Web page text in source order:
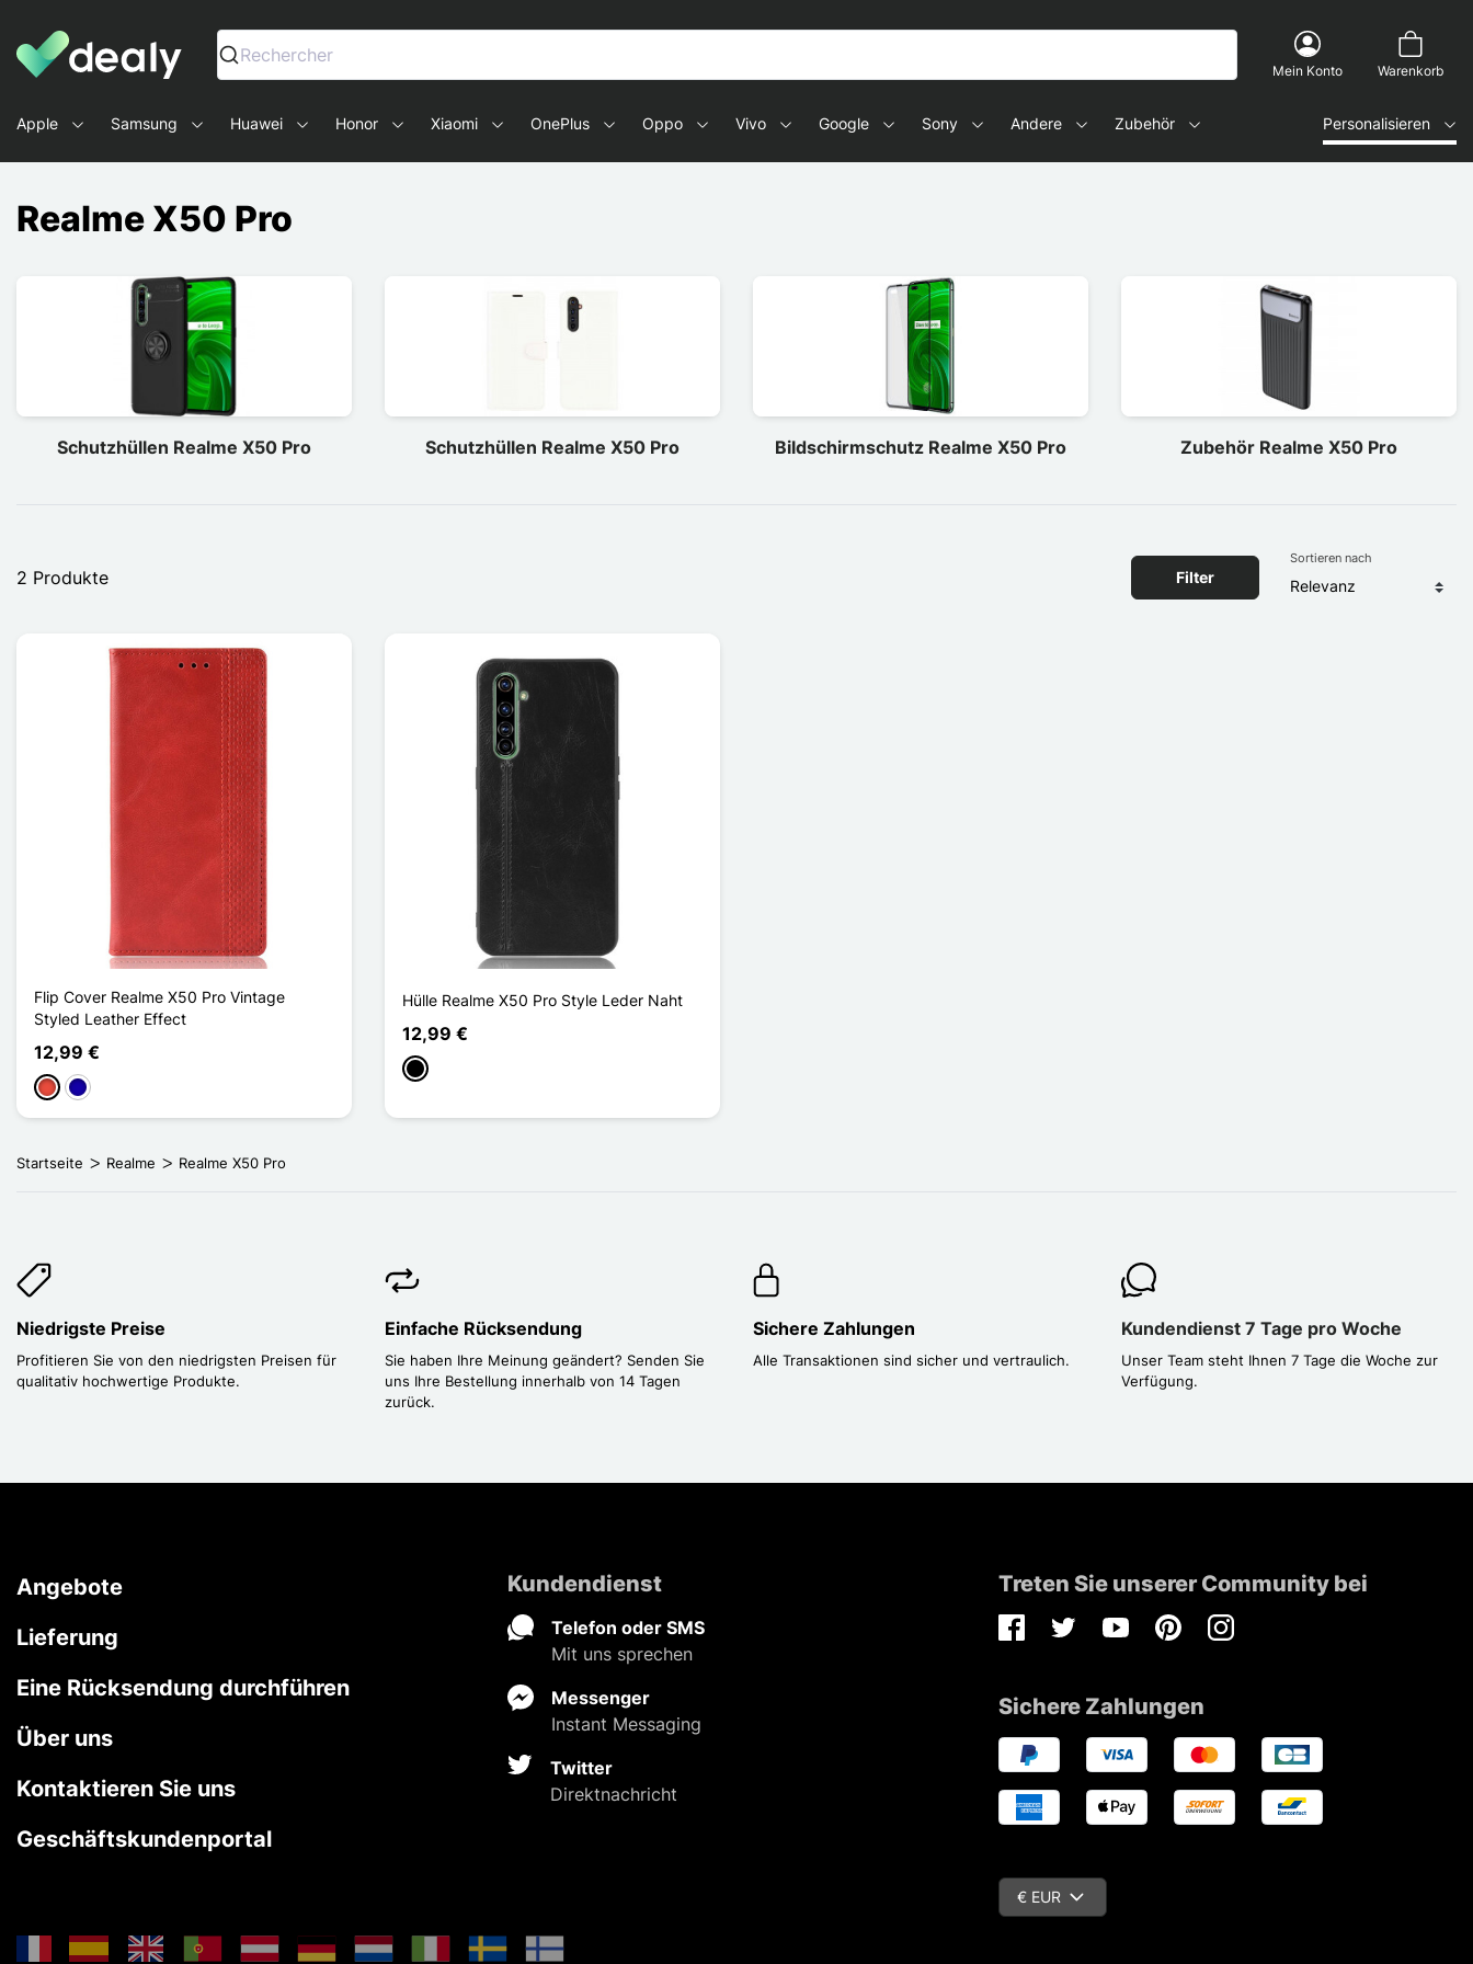
Dealy - Hüllen und Zubehör für Smartphones und Tablets
Rechercher
Mein Konto Warenkorb
Apple Samsung Huawei Honor Xiaomi OnePlus Oppo Vivo Google Sony Andere Zubehör Personalisieren
Realme X50 Pro
Schutzhüllen Realme X50 Pro Schutzhüllen Realme X50 Pro Bildschirmschutz Realme X50 Pro Zubehör Realme X50 Pro
2 Produkte Filter
Sortieren nach
Flip Cover Realme X50 Pro Vintage
Styled Leather Effect
12,99 €
Rot Dunkelblau
Hülle Realme X50 Pro Style Leder Naht
12,99 €
Schwarz
Startseite Realme Realme X50 Pro
Niedrigste Preise
Profitieren Sie von den niedrigsten Preisen für
qualitativ hochwertige Produkte.
Einfache Rücksendung
Sie haben Ihre Meinung geändert? Senden Sie
uns Ihre Bestellung innerhalb von 14 Tagen
zurück.
Sichere Zahlungen
Alle Transaktionen sind sicher und vertraulich.
Kundendienst 7 Tage pro Woche
Unser Team steht Ihnen 7 Tage die Woche zur
Verfügung.
Angebote
Lieferung
Eine Rücksendung durchführen
Über uns
Kontaktieren Sie uns
Geschäftskundenportal
Kundendienst
Telefon oder SMS
Mit uns sprechen
Messenger
Instant Messaging
Twitter
Direktnachricht
Treten Sie unserer Community bei
FacebookTwitterYoutubePinterestInstagram
Sichere Zahlungen
€ EUR